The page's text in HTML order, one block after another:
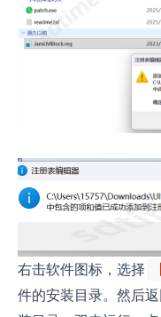
右击软件图标，选择
件的安装目录。然后